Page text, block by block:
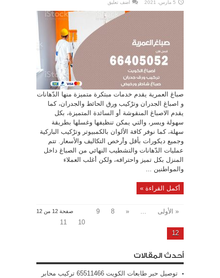
5 مارس، 2021 اضف تعليق
صباغ العمرية يقدم خدمات مبتكرة متميزة منها الدّهانات
و اصباغ الجدران وترْكيب ورق الحائط والجدران، كما
يقدم الاصباغ المنقوشة أو السائدة المتميزة، بكل
سهولة ويسر، والتي يمكن تنظيفها وغسلها بطريقة
سهلة، كما نوفر كافة الألوان بالكمبيوتر وترْكيب الباركية
وجميع ديكورات بأقل وأرخص التكاليف والأسعار. تتم
عمليات الدّهانات والتشطيب النهائي من الصباغ داخل
المنزل بكل تميز واحترافه، ولكن أغلب العملاء
والمواطنين ...
أكمل القراءة »
صفحة 12 من 12 « الأولى ...
«
8
9
10
11
12
أحدث المقالات
توصيل حبر طابعات الكويت 65511466 تركيب محابر